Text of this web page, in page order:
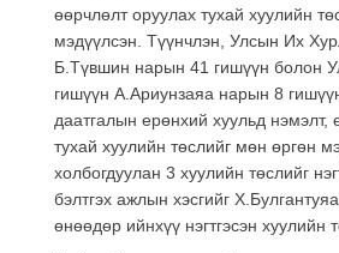
өөрчлөлт оруулах тухай хуулийн
мэдүүлсэн. Түүнчлэн, Улсын Их
Б.Түвшин нарын 41 гишүүн болон
гишүүн А.Ариунзаяа нарын 8
даатгалын ерөнхий хуульд нэмэлт,
тухай хуулийн төслийг мөн өргөн
холбогдуулан 3 хуулийн төслийг
бэлтгэх ажлын хэсгийг
өнөөдөр ийнхүү нэгтгэсэн хуулийн